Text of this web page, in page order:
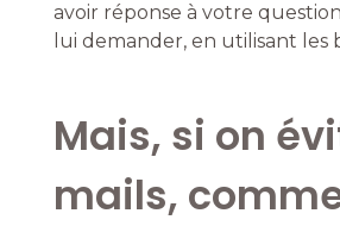
avoir réponse à votre
lui demander, en utilisant les
Mais, si on
mails,